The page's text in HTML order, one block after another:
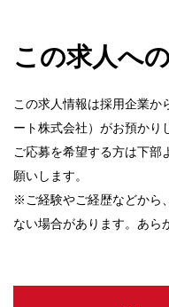
この求人へ
この求人情報は採用企業か
ート株式会社）がお預かり
ご応募を希望する方は下部
願いします。
※ご経験やご経歴などから
ない場合があります。あら